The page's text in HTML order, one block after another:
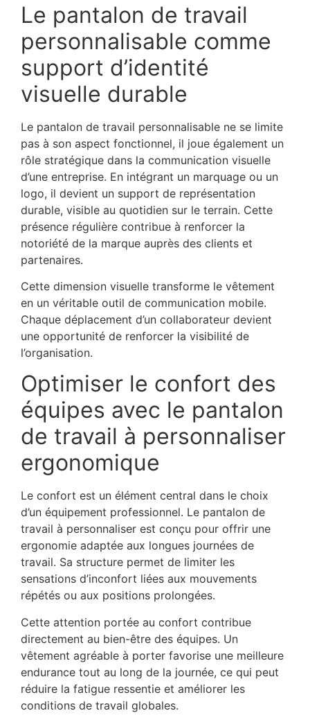
Le pantalon de travail
personnalisable comme
support d’identité
visuelle durable
Le pantalon de travail personnalisable ne se limite
pas à son aspect fonctionnel, il joue également un
rôle stratégique dans la communication visuelle
d’une entreprise. En intégrant un marquage ou un
logo, il devient un support de représentation
durable, visible au quotidien sur le terrain. Cette
présence régulière contribue à renforcer la
notoriété de la marque auprès des clients et
partenaires.
Cette dimension visuelle transforme le vêtement
en un véritable outil de communication mobile.
Chaque déplacement d’un collaborateur devient
une opportunité de renforcer la visibilité de
l’organisation.
Optimiser le confort des
équipes avec le pantalon
de travail à personnaliser
ergonomique
Le confort est un élément central dans le choix
d’un équipement professionnel. Le pantalon de
travail à personnaliser est conçu pour offrir une
ergonomie adaptée aux longues journées de
travail. Sa structure permet de limiter les
sensations d’inconfort liées aux mouvements
répétés ou aux positions prolongées.
Cette attention portée au confort contribue
directement au bien-être des équipes. Un
vêtement agréable à porter favorise une meilleure
endurance tout au long de la journée, ce qui peut
réduire la fatigue ressentie et améliorer les
conditions de travail globales.